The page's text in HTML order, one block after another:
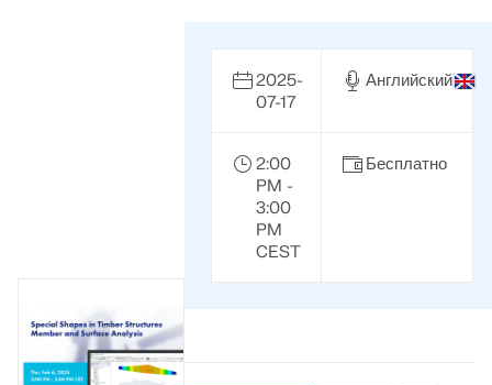
2025-
07-17
Английский
2:00
PM -
3:00
PM
CEST
Бесплатно